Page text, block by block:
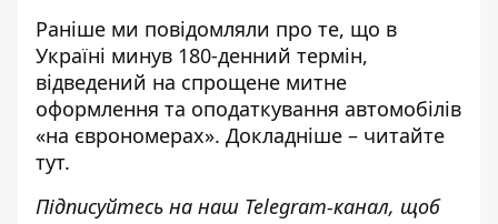
Раніше ми повідомляли про те, що в
Україні минув 180-денний термін,
відведений на спрощене митне
оформлення та оподаткування автомобілів
«на єврономерах». Докладніше – читайте
тут.
Підписуйтесь на наш Telegram-канал, щоб